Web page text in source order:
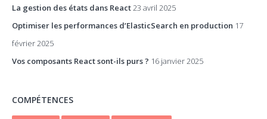
La gestion des états dans React23 avril 2025
Optimiser les performances d’ElasticSearch en production 17
février 2025
Vos composants React sont-ils purs ? 16 janvier 2025
COMPÉTENCES